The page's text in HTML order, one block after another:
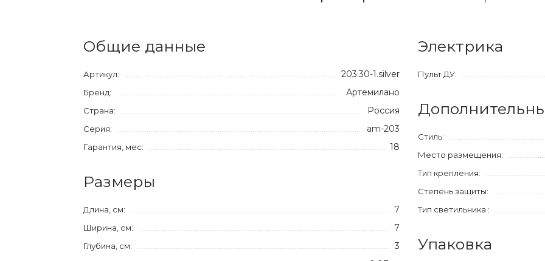
Общие данные
Артикул: 203.30-1.silver
Бренд: Артемилано
Страна: Россия
Серия: am-203
Гарантия, мес: 18
Размеры
Длина, см: 7
Ширина, см: 7
Глубина, см: 3
Электрика
Пульт ДУ:
Стиль:
Место размещения:
Тип крепления:
Степень защиты:
Тип светильника :
Упаковка